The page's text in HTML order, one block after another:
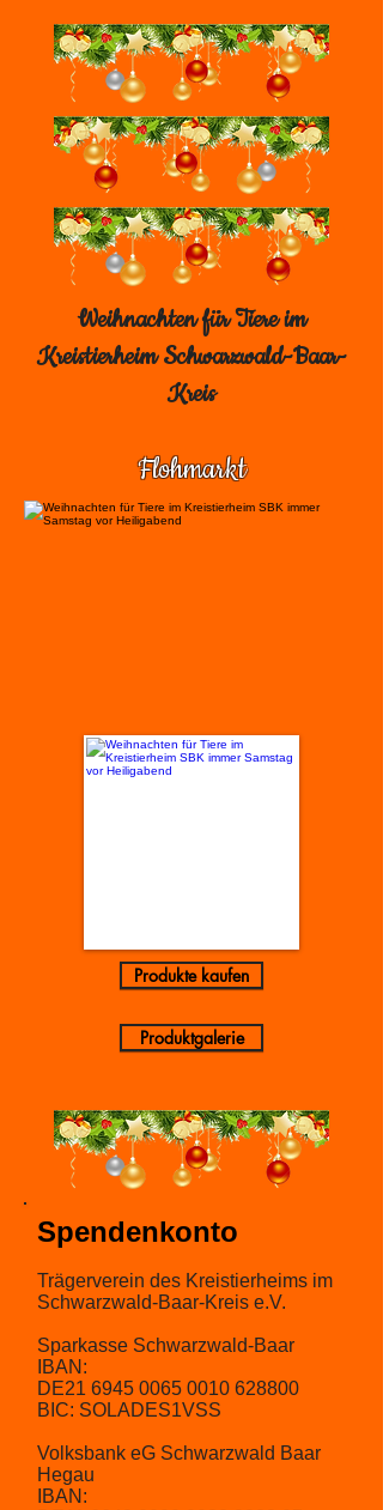
Weihnachten für Tiere im
Kreistierheim Schwarzwald-Baar-
Kreis
Flohmarkt
Produkte kaufen
Produktgalerie
Spendenkonto
Trägerverein des Kreistierheims im
Schwarzwald-Baar-Kreis e.V.​​
Sparkasse Schwarzwald-Baar
IBAN:
DE21 6945 0065 0010 628800
BIC: SOLADES1VSS
Volksbank eG Schwarzwald Baar
Hegau
IBAN: